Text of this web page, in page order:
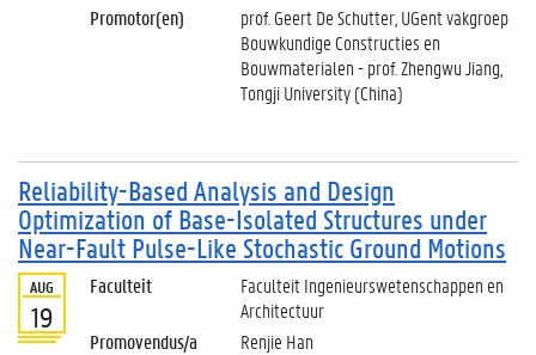
Promotor(en)
prof. Geert De Schutter, UGent vakgroep
Bouwkundige Constructies en
Bouwmaterialen - prof. Zhengwu Jiang,
Tongji University (China)
Reliability-Based Analysis and Design
Optimization of Base-Isolated Structures under
Near-Fault Pulse-Like Stochastic Ground Motions
AUG
19
Faculteit
Faculteit Ingenieurswetenschappen en
Architectuur
Promovendus/a
Renjie Han